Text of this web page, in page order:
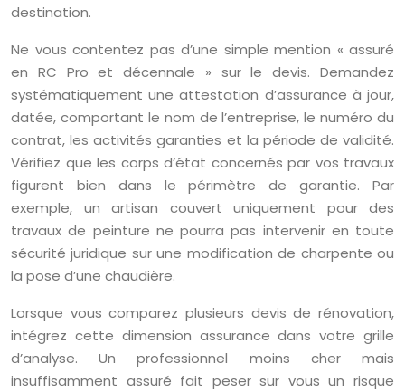
destination.
Ne vous contentez pas d’une simple mention « assuré
en RC Pro et décennale » sur le devis. Demandez
systématiquement une attestation d’assurance à jour,
datée, comportant le nom de l’entreprise, le numéro du
contrat, les activités garanties et la période de validité.
Vérifiez que les corps d’état concernés par vos travaux
figurent bien dans le périmètre de garantie. Par
exemple, un artisan couvert uniquement pour des
travaux de peinture ne pourra pas intervenir en toute
sécurité juridique sur une modification de charpente ou
la pose d’une chaudière.
Lorsque vous comparez plusieurs devis de rénovation,
intégrez cette dimension assurance dans votre grille
d’analyse. Un professionnel moins cher mais
insuffisamment assuré fait peser sur vous un risque